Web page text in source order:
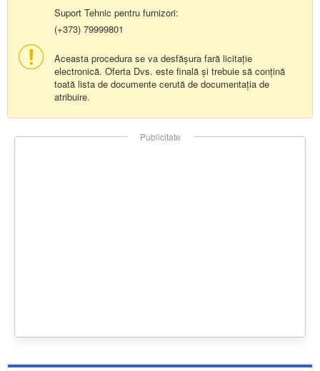
Suport Tehnic pentru furnizori:
(+373) 79999801
Aceasta procedura se va desfășura fară licitație
electronică. Oferta Dvs. este finală și trebuie să conțină
toată lista de documente cerută de documentația de
atribuire.
Publicitate